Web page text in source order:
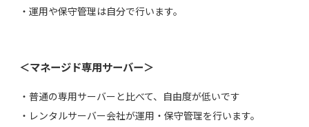
・運用や保守管理は自分で行います。
＜マネージド専用サーバー＞
・普通の専用サーバーと比べて、自由度が低いです
・レンタルサーバー会社が運用・保守管理を行います。